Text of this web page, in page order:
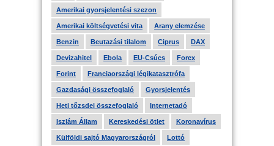
Amerikai gyorsjelentési szezon
Amerikai költségvetési vita Arany elemzése
Benzin Beutazási tilalom Ciprus DAX
Devizahitel Ebola EU-Csúcs Forex
Forint Franciaországi légikatasztrófa
Gazdasági összefoglaló Gyorsjelentés
Heti tőzsdei összefoglaló Internetadó
Iszlám Állam Kereskedési ötlet Koronavírus
Külföldi sajtó Magyarországról Lottó